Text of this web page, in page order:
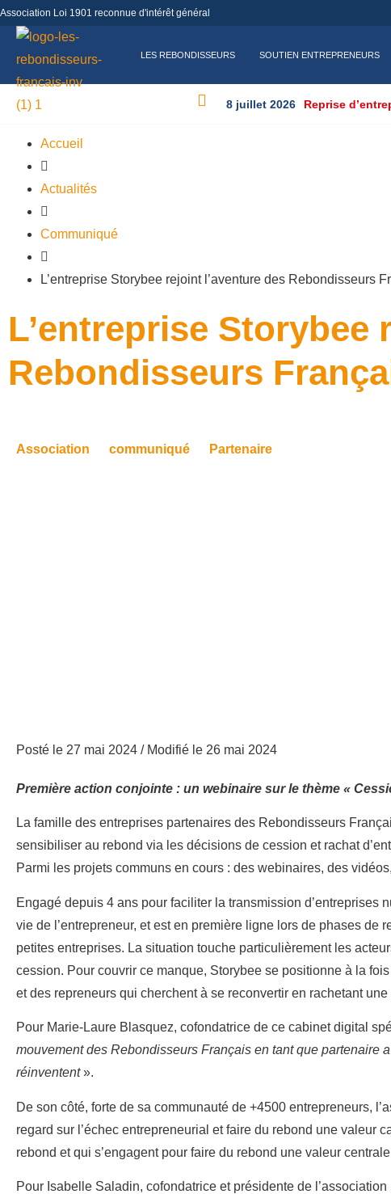
Association Loi 1901 reconnue d'intérêt général
LES REBONDISSEURS SOUTIEN ENTREPRENEURS
8 juillet 2026 Reprise
Accueil
Actualités
Communiqué
L’entreprise Storybee rejoint l’aventure des Rebondisseurs
L’entreprise Storybee
Rebondisseurs
Association communiqué Partenaire
Posté le 27 mai 2024 / Modifié le 26 mai 2024
Première action conjointe : un webinaire sur le thème «
La famille des entreprises partenaires des Rebondisseurs
sensibiliser au rebond via les décisions de cession et rachat
Parmi les projets communs en cours : des webinaires, des
Engagé depuis 4 ans pour faciliter la transmission
vie de l’entrepreneur, et est en première ligne lors de phases de
petites entreprises. La situation touche particulièrement les
cession. Pour couvrir ce manque, Storybee se positionne à la
et des repreneurs qui cherchent à se reconvertir en rachetant
Pour Marie-Laure Blasquez, cofondatrice de ce cabinet digital
mouvement des Rebondisseurs Français en tant que partenaire
réinventent».
De son côté, forte de sa communauté de +4500 entrepreneurs,
regard sur l’échec entrepreneurial et faire du rebond une valeur
rebond et qui s’engagent pour faire du rebond une valeur
Pour Isabelle Saladin, cofondatrice et présidente de l’association